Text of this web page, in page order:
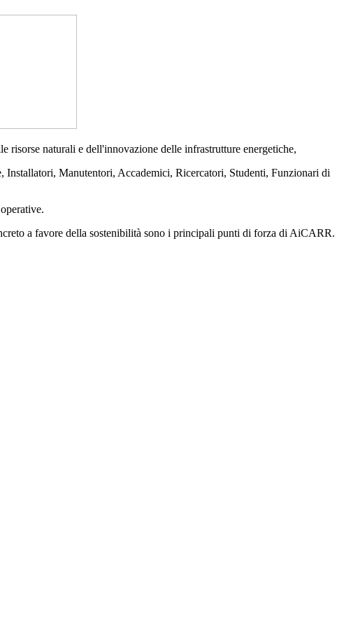
risorse naturali e dell'innovazione delle infrastrutture energetiche,
Manutentori, Accademici, Ricercatori, Studenti, Funzionari di
a favore della sostenibilità sono i principali punti di forza di AiCARR.